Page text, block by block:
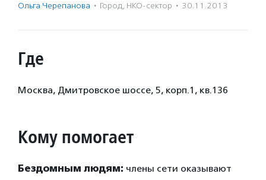
Ольга Черепанова · Город, НКО-сектор · 30.11.2013
Где
Москва, Дмитровское шоссе, 5, корп.1, кв.136
Кому помогает
Бездомным людям: члены сети оказывают